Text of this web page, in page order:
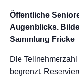
Öffentliche
Augenblicks.
Sammlung Fricke
Die
begrenzt,